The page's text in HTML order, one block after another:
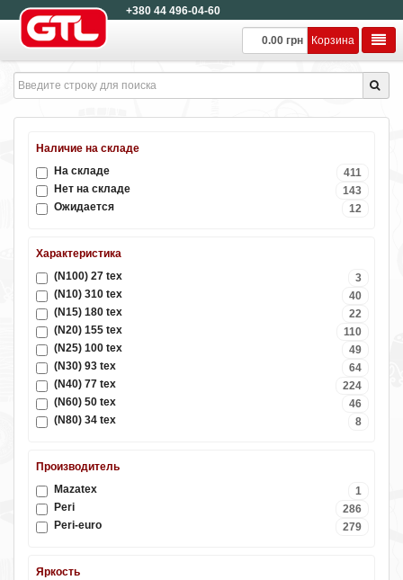
+380 44 496-04-60
0.00 грн Корзина
Наличие на складе
411
На складе
143
Нет на складе
12
Ожидается
Характеристика
3
(N100) 27 tex
40
(N10) 310 tex
22
(N15) 180 tex
110
(N20) 155 tex
49
(N25) 100 tex
64
(N30) 93 tex
224
(N40) 77 tex
46
(N60) 50 tex
8
(N80) 34 tex
Производитель
1
Mazatex
286
Peri
279
Peri-euro
Яркость